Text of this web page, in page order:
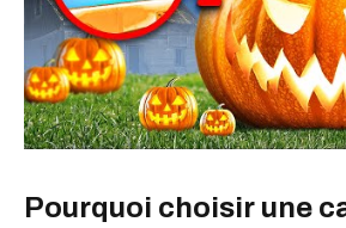
Pourquoi choisir une